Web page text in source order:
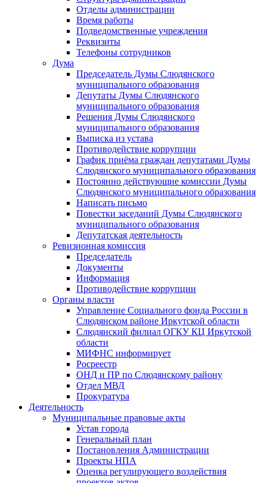
Отделы администрации
Время работы
Подведомственные учреждения
Реквизиты
Телефоны сотрудников
Дума
Председатель Думы Слюдянского
муниципального образования
Депутаты Думы Слюдянского
муниципального образования
Решения Думы Слюдянского
муниципального образования
Выписка из устава
Противодействие коррупции
График приёма граждан депутатами Думы
Слюдянского муниципального образования
Постоянно действующие комиссии Думы
Слюдянского муниципального образования
Написать письмо
Повестки заседаний Думы Слюдянского
муниципального образования
Депутатская деятельность
Ревизионная комиссия
Председатель
Документы
Информация
Противодействие коррупции
Органы власти
Управление Социального фонда России в
Слюдянском районе Иркутской области
Слюдянский филиал ОГКУ КЦ Иркутской
области
МИФНС информирует
Росреестр
ОНД и ПР по Слюдянскому району
Отдел МВД
Прокуратура
Деятельность
Муниципальные правовые акты
Устав города
Генеральный план
Постановления Администрации
Проекты НПА
Оценка регулирующего воздействия